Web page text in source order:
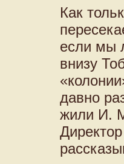
Как
если мы
внизу
давно
жили И.